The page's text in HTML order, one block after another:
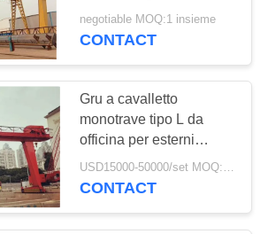
100KN
negotiable MOQ:1 insieme
CONTACT
Gru a cavalletto
monotrave tipo L da
officina per esterni
montata su rotaia
USD15000-50000/set MOQ:1 set
CONTACT